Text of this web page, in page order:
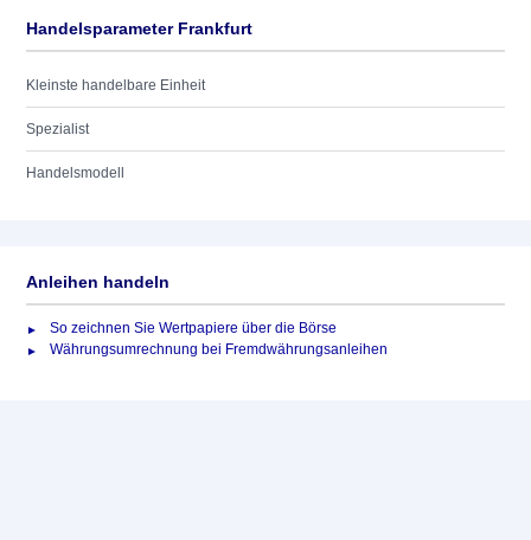
Handelsparameter Frankfurt
Kleinste handelbare Einheit
Spezialist
Handelsmodell
Anleihen handeln
So zeichnen Sie Wertpapiere über die Börse
Währungsumrechnung bei Fremdwährungsanleihen